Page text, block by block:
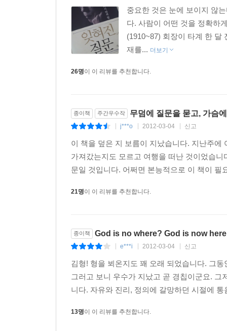
중요한 것은 눈에 보이지 않
다. 사람이 어떤 것을 정확하
(1910~87) 회장이 타계 한 달
재를... 더보기
26명이 이 리뷰를 추천합니다.
종이책 주간우수작 무덤에 질문을 묻고, 가슴
j***o 2012-03-04 신고
이 책을 덮은 지 보름이 지났습니다. 지난주
가져갔는지도 모르고 여행을 떠난 것이었습
문일 것입니다. 어쩌면 본능적으로 이 책이
21명이 이 리뷰를 추천합니다.
종이책 God is no where? God is now
e***i 2012-03-04 신고
김형! 형을 뵈온지도 꽤 오래 되었습니다. 그
그러고 보니 우수가 지났고 곧 경칩이군요.
니다. 자유와 진리, 정의에 갈망하던 시절에
13명이 이 리뷰를 추천합니다.